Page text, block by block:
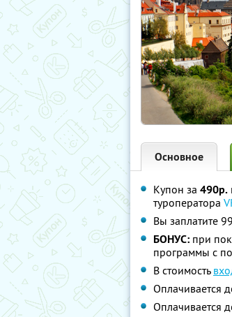
Основное
Купон за 490р.
туроператора
Вы заплатите
БОНУС: при
программы с
В стоимость
Оплачивается
Оплачивается